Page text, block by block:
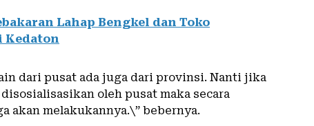
Lahap Bengkel dan Toko
Kedaton
dari pusat ada juga dari provinsi. Nanti jika
oleh pusat maka secara
akan melakukannya.\” bebernya.